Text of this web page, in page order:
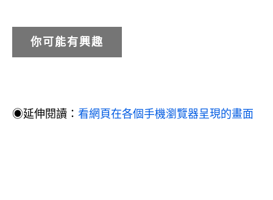
你可能有興趣
◉延伸閱讀： 看網頁在各個手機瀏覽器呈現的畫面